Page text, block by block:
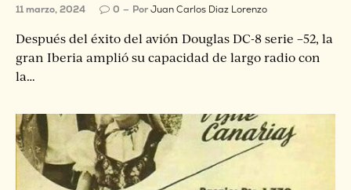
11 marzo, 2024 0 PorJuan Carlos Diaz Lorenzo
Después del éxito del avión Douglas DC-8 serie –52, la
gran Iberia amplió su capacidad de largo radio con
la…